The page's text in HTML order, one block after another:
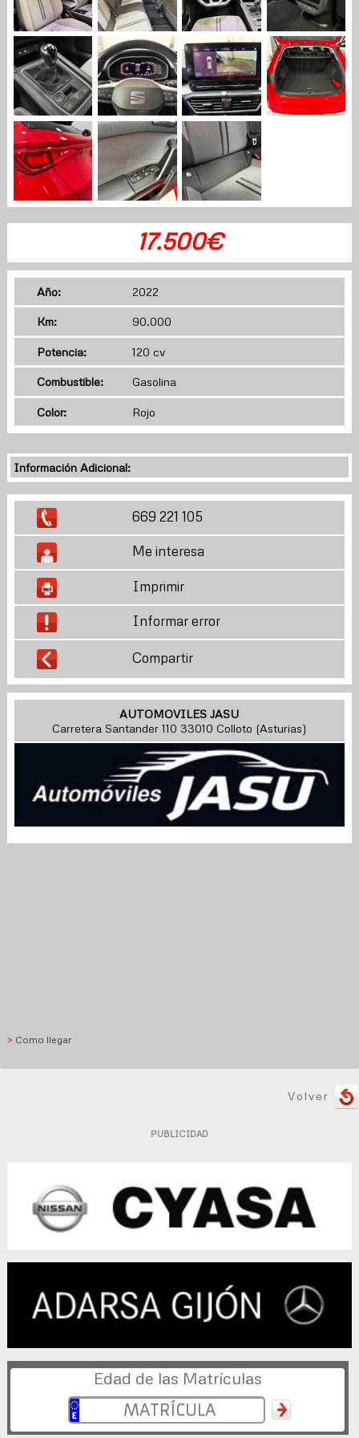
17.500€
Año: 2022
Km: 90.000
Potencia: 120 cv
Combustible: Gasolina
Color: Rojo
Información Adicional:
669 221 105
Me interesa
Imprimir
Informar error
Compartir
AUTOMOVILES JASU
Carretera Santander 110 33010 Colloto (Asturias)
> Como llegar
Volver
PUBLICIDAD
Edad de las Matrículas